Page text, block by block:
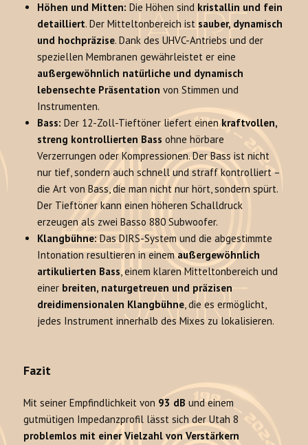
Höhen und Mitten: Die Höhen sind kristallin und fein
detailliert. Der Mitteltonbereich ist sauber, dynamisch
und hochpräzise. Dank des UHVC-Antriebs und der
speziellen Membranen gewährleistet er eine
außergewöhnlich natürliche und dynamisch
lebensechte Präsentation von Stimmen und
Instrumenten.
Bass: Der 12-Zoll-Tieftöner liefert einenkraftvollen,
streng kontrollierten Bass ohne hörbare
Verzerrungen oder Kompressionen. Der Bass ist nicht
nur tief, sondern auch schnell und straff kontrolliert –
die Art von Bass, die man nicht nur hört, sondern spürt.
Der Tieftöner kann einen höheren Schalldruck
erzeugen als zwei Basso 880 Subwoofer.
Klangbühne: Das DIRS-System und die abgestimmte
Intonation resultieren in einemaußergewöhnlich
artikulierten Bass, einem klaren Mitteltonbereich und
einer breiten, naturgetreuen und präzisen
dreidimensionalen Klangbühne, die es ermöglicht,
jedes Instrument innerhalb des Mixes zu lokalisieren.
Fazit
Mit seiner Empfindlichkeit von 93 dB und einem
gutmütigen Impedanzprofil lässt sich der Utah 8
problemlos mit einer Vielzahl von Verstärkern